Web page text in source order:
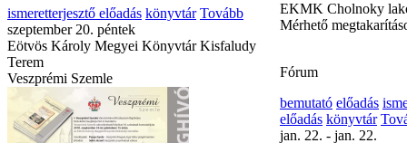
ismeretterjesztő előadás könyvtár Tovább
szeptember 20. péntek
Eötvös Károly Megyei Könyvtár Kisfaludy
Terem
Veszprémi Szemle
Belépő: 0.-
január 14. kedd
EKMK Cholnoky
Mérhető